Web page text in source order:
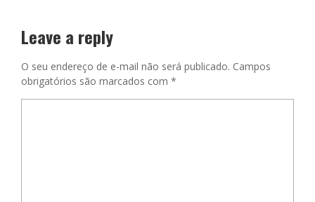
Leave a reply
O seu endereço de e-mail não será publicado. Campos
obrigatórios são marcados com *